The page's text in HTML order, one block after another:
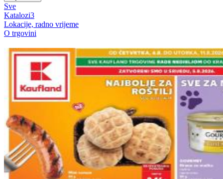
Sve
Katalozi3
Lokacije, radno vrijeme
O trgovini